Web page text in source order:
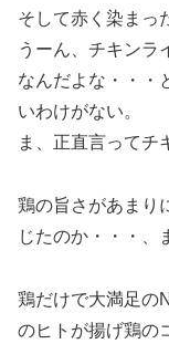
そして赤く染まっ
うーん、チキンラ
なんだよな・・・
いわけがない。
ま、正直言ってチ
鶏の旨さがあまり
じたのか・・・、
鶏だけで大満足の
のヒトが揚げ鶏の